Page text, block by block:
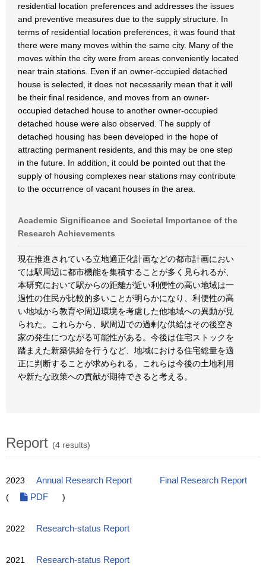
residential location preferences and addresses the issues
and preventive measures due to the supply structure. In
terms of residential location preferences, it was found that
there were many moves within the same city. Many of the
moves within the city were from areas conveniently located
near train stations. Even if an owner-occupied detached
house is selected, it does not necessarily mean that it will
be their final residence, and moves from an owner-
occupied detached house to another owner-occupied
detached house were also observed. The supply of
detached housing has been developed in the hope of
attracting permanent residents, and this may be one step
in the future. In addition, it could be pointed out that the
supply of housing complexes near stations may contribute
to the occurrence of vacant houses in the area.
Academic Significance and Societal Importance of the
Research Achievements
現在推進されている立地適正化計画などの都市計画におい
ては駅周辺に都市機能を集積することが多く見られるが、
本研究において駅からの距離が近い利便性の高い地域は一
過性の住民が比較的多いことが明らかになり、利便性の高
い地域から教育や周辺環境を考慮した他地域への異動が見
られた。これらから、駅周辺での過剰な供給はその後空き
家の発生につながる可能性がある。今後は住宅ストックを
踏まえた新築供給を行うなど、地域における住宅総量を適
正に判断することが求められる。これらは今後の土地利用
や新たな政策への貢献が期待できると考える。
Report (4 results)
2023 Annual Research Report
Final Research Report
(
PDF )
2022 Research-status Report
2021 Research-status Report